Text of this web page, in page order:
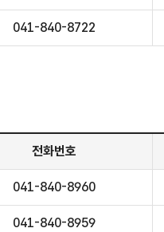
041-840-8722
전화번호
041-840-8960
041-840-8959